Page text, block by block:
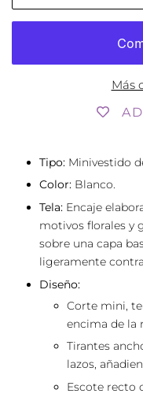
Más
Tipo: Minivestido
Color: Blanco.
Tela: Encaje
motivos florales y
sobre una capa
ligeramente
Diseño:
Corte mini,
encima de la
Tirantes
lazos,
Escote recto